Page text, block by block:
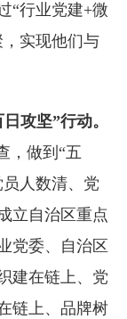
“行业党建+微
实现他们与
攻坚”行动。
，做到“五
人数清、党
立自治区重点
党委、自治区
建在链上、党
链上、品牌树